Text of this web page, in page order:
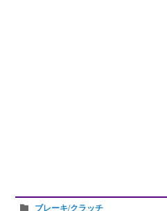
ブレーキ/クラッチ